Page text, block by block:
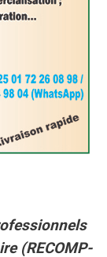
(RECOMP-